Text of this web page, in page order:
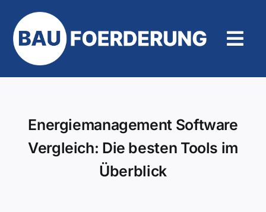
Inhalt
springen
Energiemanagement Software
Vergleich: Die besten Tools im
Überblick